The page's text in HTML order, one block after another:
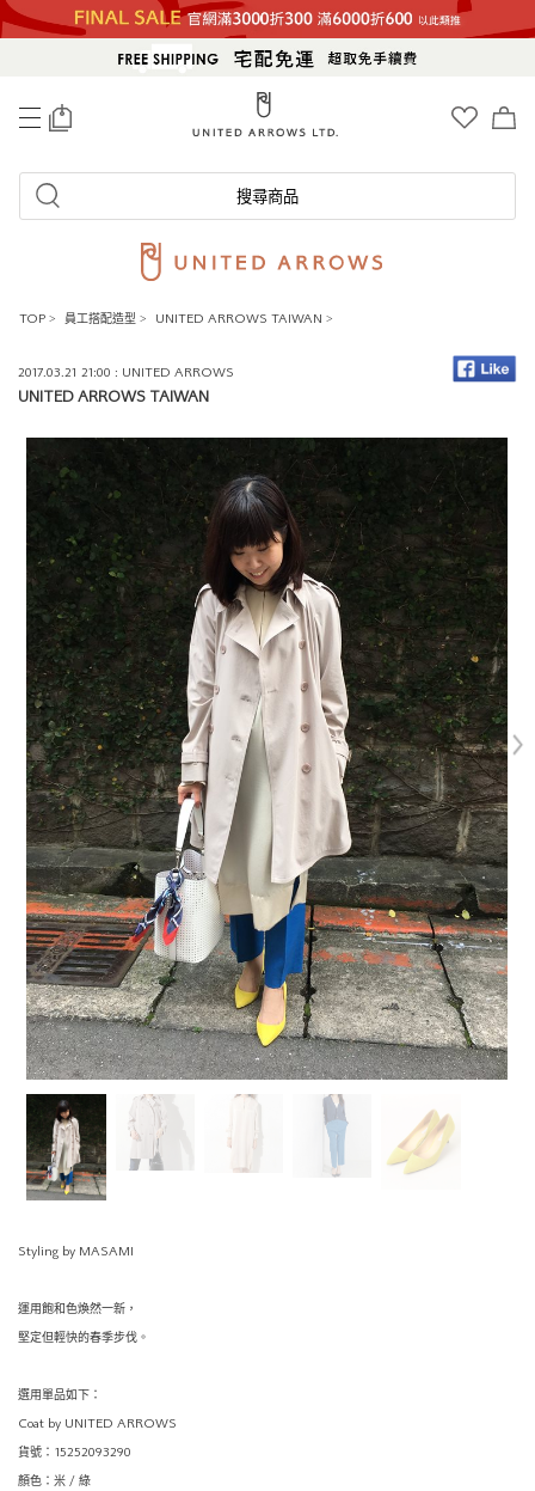
搜尋商品
TOP > 員工搭配造型 > UNITED ARROWS TAIWAN >
2017.03.21 21:00 : UNITED ARROWS
UNITED ARROWS TAIWAN
Styling by MASAMI
運用飽和色煥然一新，
堅定但輕快的春季步伐。
選用單品如下：
Coat by UNITED ARROWS
貨號：15252093290
顏色：米 / 綠